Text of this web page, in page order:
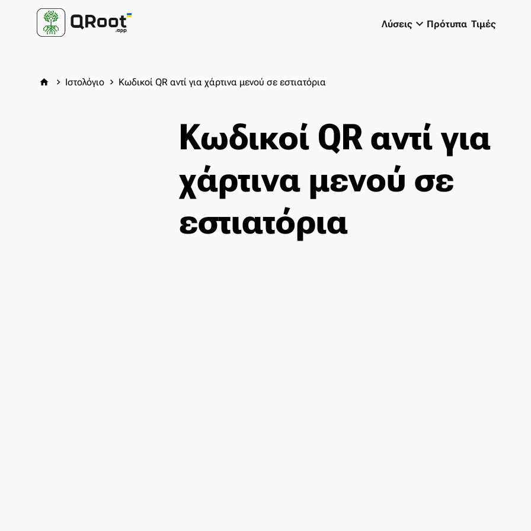
Λύσειςkeyboard_arrow_down Πρότυπα Τιμές
home keyboard_arrow_right Ιστολόγιο keyboard_arrow_right Κωδικοί QR αντί για χάρτινα μενού σε εστιατόρια
Κωδικοί QR αντί για
χάρτινα μενού σε
εστιατόρια